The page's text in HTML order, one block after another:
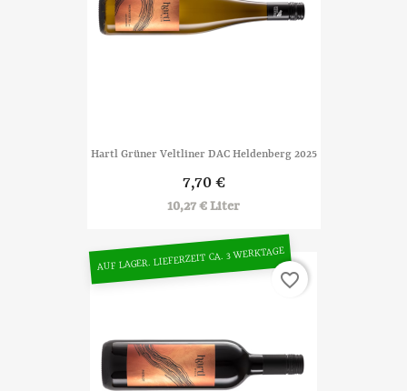
Hartl Grüner Veltliner DAC Heldenberg 2025
7,70 €
10,27 € Liter
AUF LAGER. LIEFERZEIT CA. 3 WERKTAGE
favorite_border